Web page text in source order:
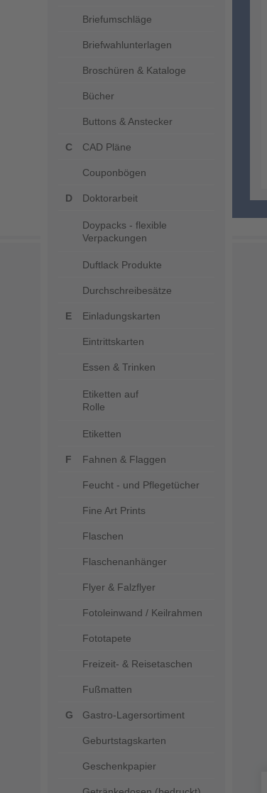
Briefumschläge
Briefwahlunterlagen
Broschüren & Kataloge
Bücher
Buttons & Anstecker
CAD Pläne
Couponbögen
Doktorarbeit
Doypacks - flexible
Verpackungen
Duftlack Produkte
Durchschreibesätze
Einladungskarten
Eintrittskarten
Essen & Trinken
Etiketten auf
Rolle
Etiketten
Fahnen & Flaggen
Feucht - und Pflegetücher
Fine Art Prints
Flaschen
Flaschenanhänger
Flyer & Falzflyer
Fotoleinwand / Keilrahmen
Fototapete
Freizeit- & Reisetaschen
Fußmatten
Gastro-Lagersortiment
Geburtstagskarten
Geschenkpapier